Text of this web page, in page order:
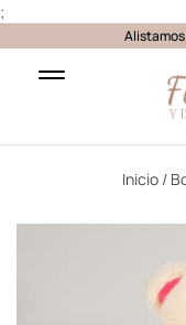
;
Alistamos
Inicio /